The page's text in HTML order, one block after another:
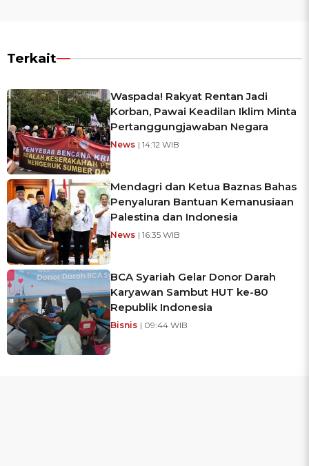
Terkait
Waspada! Rakyat Rentan Jadi
Korban, Pawai Keadilan Iklim Minta
Pertanggungjawaban Negara
News | 14:12 WIB
Mendagri dan Ketua Baznas Bahas
Penyaluran Bantuan Kemanusiaan
Palestina dan Indonesia
News | 16:35 WIB
BCA Syariah Gelar Donor Darah
Karyawan Sambut HUT ke-80
Republik Indonesia
Bisnis | 09:44 WIB